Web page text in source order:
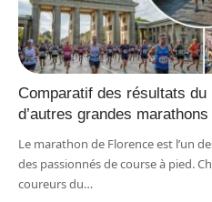
Comparatif des résultats
d’autres grandes marathons
Le marathon de Florence est l’un
des passionnés de course à pied.
coureurs du…